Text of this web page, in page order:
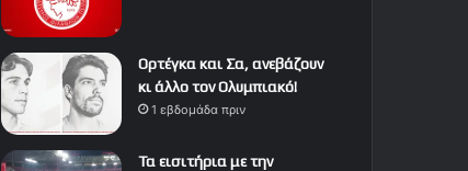
Ορτέγκα και Σα, ανεβάζουν
κι άλλο τον Ολυμπιακό!
1 εβδομάδα πριν
Τα εισιτήρια με την